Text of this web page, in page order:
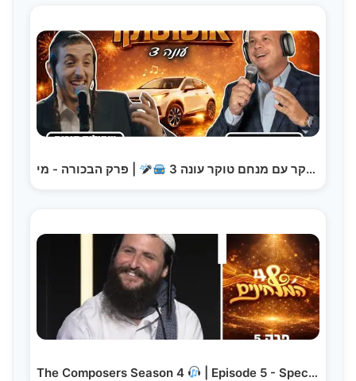
אוטוטוקר עם מנחם טוקר עונה 3
The Composers Season 4 | Episode 5 - Special…